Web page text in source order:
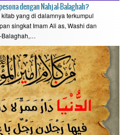
dengan Nahj al-Balaghah?
yang di dalamnya terkumpul
singkat Imam Ali as, Washi dan
Balaghah,…